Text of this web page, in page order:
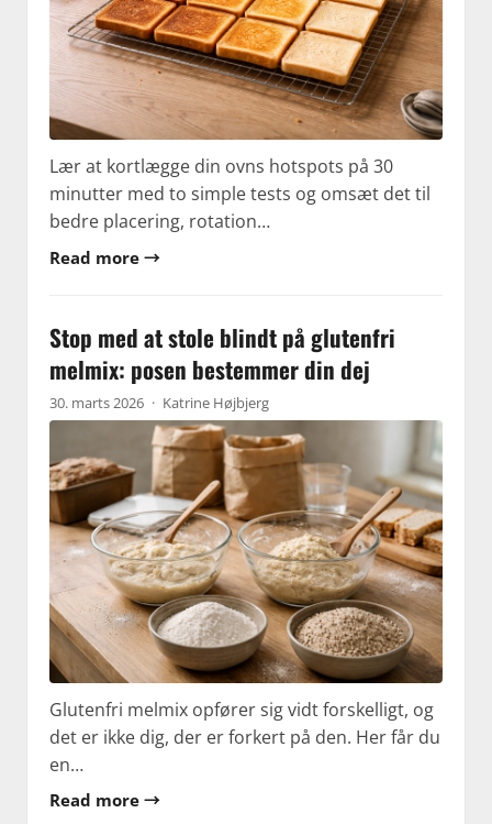
Lær at kortlægge din ovns hotspots på 30
minutter med to simple tests og omsæt det til
bedre placering, rotation…
Read more →
Stop med at stole blindt på glutenfri
melmix: posen bestemmer din dej
30. marts 2026 · Katrine Højbjerg
Glutenfri melmix opfører sig vidt forskelligt, og
det er ikke dig, der er forkert på den. Her får du
en…
Read more →